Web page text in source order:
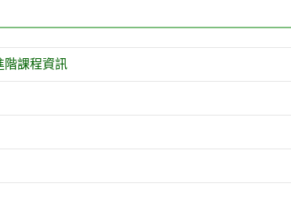
階課程資訊